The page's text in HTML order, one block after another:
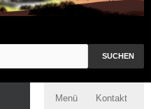
SUCHEN
Menü Kontakt